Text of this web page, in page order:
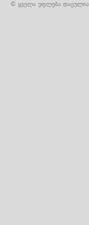
© ყველა უფლება დაცულია